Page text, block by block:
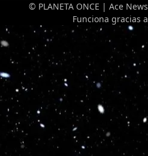
© PLANETA ONCE | Ace
Funciona gracias a